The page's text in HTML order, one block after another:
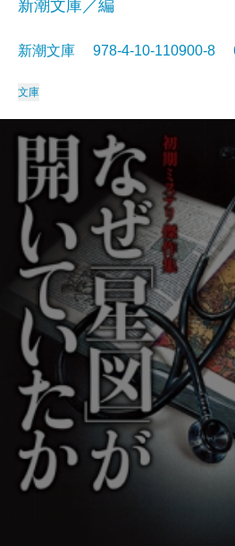
新潮文庫／編
新潮文庫 978-4-10-110900-8
文庫